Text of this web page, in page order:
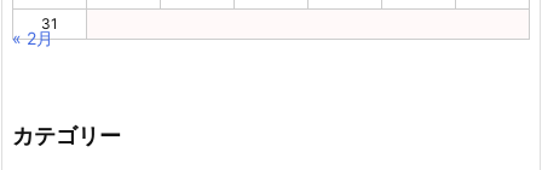
31
« 2月
カテゴリー